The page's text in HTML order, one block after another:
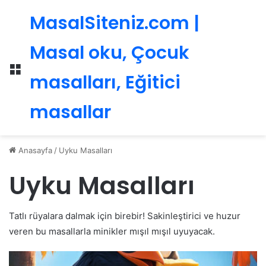
Menü
MasalSiteniz.com |
Masal oku, Çocuk
masalları, Eğitici
masallar
Anasayfa / Uyku Masalları
Uyku Masalları
Tatlı rüyalara dalmak için birebir! Sakinleştirici ve huzur
veren bu masallarla minikler mışıl mışıl uyuyacak.